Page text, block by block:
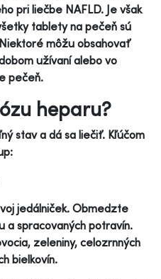
pri liečbe NAFLD. Je však
tablety na pečeň sú
môžu obsahovať
užívaní alebo vo
pečeň.
heparu?
stav a dá sa liečiť. Kľúčom
jedálniček. Obmedzte
a spracovaných potravín.
zeleniny, celozrnných
bielkovín.